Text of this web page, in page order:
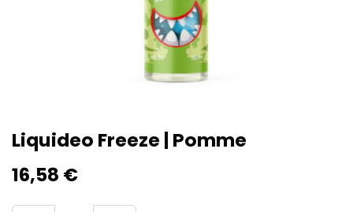
Liquideo Freeze | Pomme
16,58 €